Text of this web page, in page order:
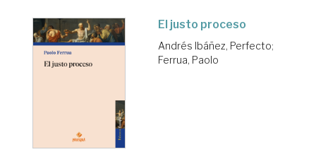
El justo proceso
Andrés Ibáñez, Perfecto;
Ferrua, Paolo